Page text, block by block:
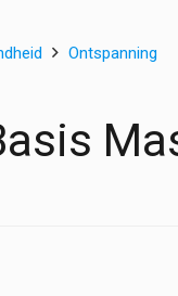
Ontspanning